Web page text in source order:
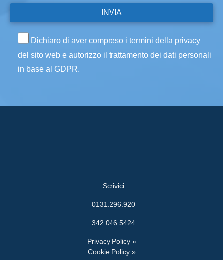
Dichiaro di aver compreso i termini della privacy
del sito web e autorizzo il trattamento dei dati personali
in base al GDPR.
Scrivici
0131.296.920
342.046.5424
Privacy Policy »
Cookie Policy »